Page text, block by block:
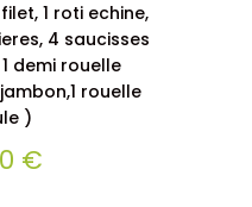
1 roti echine,
4 saucisses
demi rouelle
rouelle
)
€